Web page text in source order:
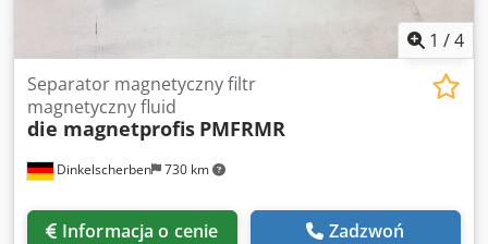
1 /4
Dinkelscherben 730 km
Separator magnetyczny filtr
magnetyczny fluid
die magnetprofis PMFRMR
Informacja o cenie Zadzwoń